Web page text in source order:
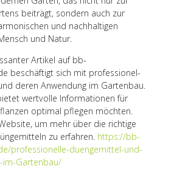
beiträgt, sondern auch zur
und nach­hal­ti­gen
und Natur.
Arti­kel auf bb-
beschäf­tigt sich mit profes­sio­nel­
deren Anwen­dung im Garten­bau.
wert­volle Infor­ma­tio­nen für
opti­mal pfle­gen möch­ten.
um mehr über die rich­tige
zu erfah­ren. https://bb-
professionelle-duengemittel-und-
im-Garten­bau/